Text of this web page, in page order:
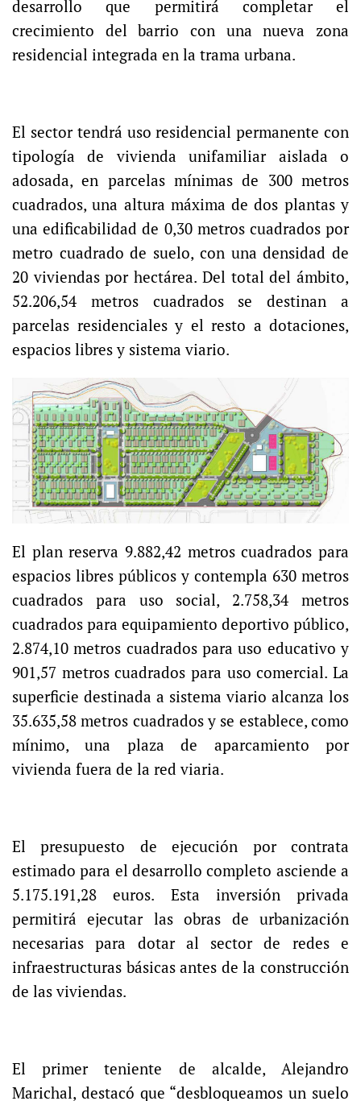
desarrollo que permitirá completar el
crecimiento del barrio con una nueva zona
residencial integrada en la trama urbana.
El sector tendrá uso residencial permanente con
tipología de vivienda unifamiliar aislada o
adosada, en parcelas mínimas de 300 metros
cuadrados, una altura máxima de dos plantas y
una edificabilidad de 0,30 metros cuadrados por
metro cuadrado de suelo, con una densidad de
20 viviendas por hectárea. Del total del ámbito,
52.206,54 metros cuadrados se destinan a
parcelas residenciales y el resto a dotaciones,
espacios libres y sistema viario.
El plan reserva 9.882,42 metros cuadrados para
espacios libres públicos y contempla 630 metros
cuadrados para uso social, 2.758,34 metros
cuadrados para equipamiento deportivo público,
2.874,10 metros cuadrados para uso educativo y
901,57 metros cuadrados para uso comercial. La
superficie destinada a sistema viario alcanza los
35.635,58 metros cuadrados y se establece, como
mínimo, una plaza de aparcamiento por
vivienda fuera de la red viaria.
El presupuesto de ejecución por contrata
estimado para el desarrollo completo asciende a
5.175.191,28 euros. Esta inversión privada
permitirá ejecutar las obras de urbanización
necesarias para dotar al sector de redes e
infraestructuras básicas antes de la construcción
de las viviendas.
El primer teniente de alcalde, Alejandro
Marichal, destacó que “desbloqueamos un suelo